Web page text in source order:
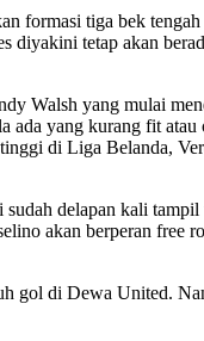
formasi tiga bek
diyakini tetap akan
Walsh yang mulai
ada yang kurang fit atau
di Liga Belanda,
sudah delapan kali
akan berperan free
gol di Dewa United.